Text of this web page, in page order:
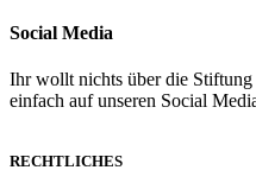
Social Media
Ihr wollt nichts über die Stiftung
einfach auf unseren Social
RECHTLICHES